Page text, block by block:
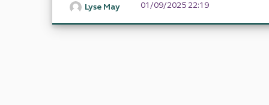
Lyse May 01/09/2025 22:19